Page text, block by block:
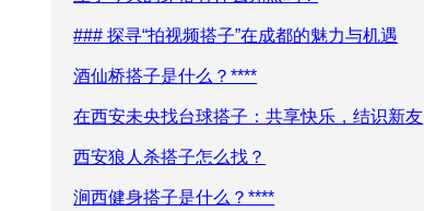
### 探寻“拍视频搭子”在成都的魅力与机遇
酒仙桥搭子是什么？****
在西安未央找台球搭子：共享快乐，结识新友
西安狼人杀搭子怎么找？
涧西健身搭子是什么？****